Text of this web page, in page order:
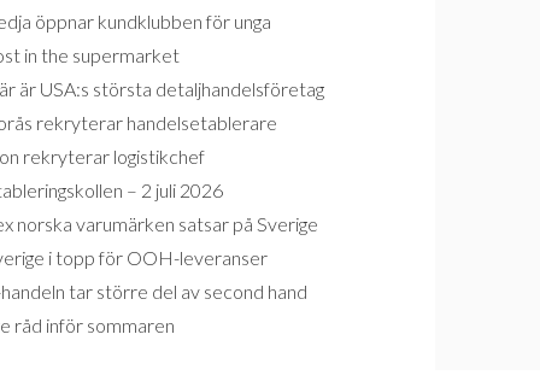
öppnar kundklubben för unga
in the supermarket
är USA:s största detaljhandelsföretag
rekryterar handelsetablerare
rekryterar logistikchef
– 2 juli 2026
norska varumärken satsar på Sverige
i topp för OOH-leveranser
tar större del av second hand
råd inför sommaren